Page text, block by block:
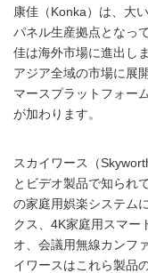
康佳（Konka）は、大
パネル生産拠点となっ
佳は海外市場に進出し
アジア全域の市場に展
マースプラットフォー
が加わります。
スカイワース（
とビデオ製品で知られ
の家庭用娯楽システム
クス、4K家庭用スマー
オ、会議用無線カンフ
イワースはこれら製品